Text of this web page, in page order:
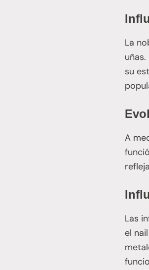
La
su
A
Las
el